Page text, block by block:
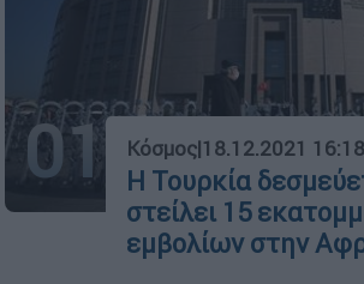
01 Κόσμος|18.12.2021 16:18
Η Τουρκία
στείλει 15
εμβολίων στην